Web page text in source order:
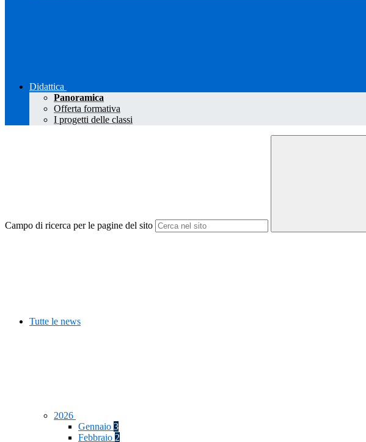
Didattica
Panoramica
Offerta formativa
I progetti delle classi
Campo di ricerca per le pagine del sito
Tutte le news
2026
Gennaio 3
Febbraio 2